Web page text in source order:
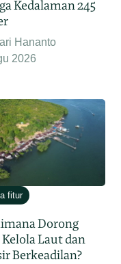
Kedalaman 245
Hananto
2026
fitur
Dorong
Laut dan
Berkeadilan?